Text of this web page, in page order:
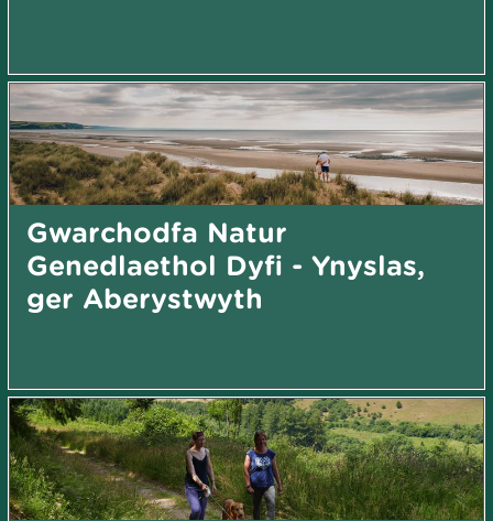
Gwarchodfa Natur
Genedlaethol Dyfi - Ynyslas,
ger Aberystwyth